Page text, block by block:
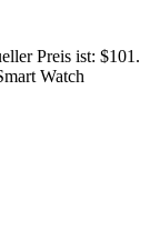
Preis ist: $101.